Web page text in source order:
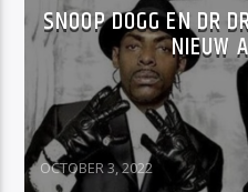
SNOOP DOGG EN DR
NIEUW
OCTOBER 3, 2022